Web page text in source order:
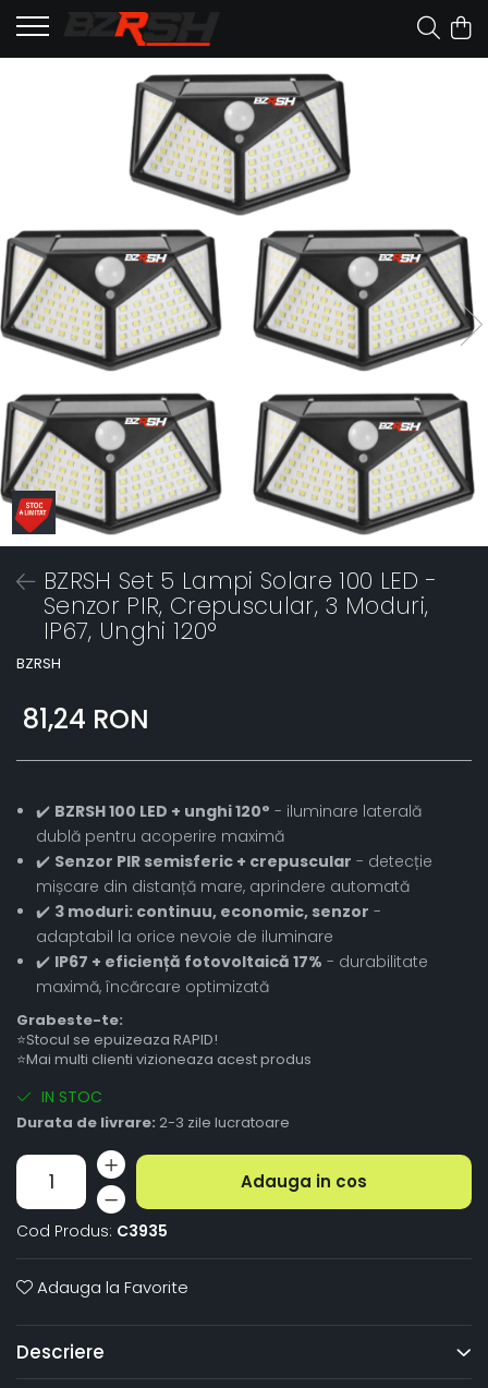
BZRSH Set 5 Lampi Solare 100 LED -
Senzor PIR, Crepuscular, 3 Moduri,
IP67, Unghi 120°
BZRSH
81,24 RON
✔️ BZRSH 100 LED + unghi 120° - iluminare laterală
dublă pentru acoperire maximă
✔️ Senzor PIR semisferic + crepuscular - detecție
mișcare din distanță mare, aprindere automată
✔️ 3 moduri: continuu, economic, senzor -
adaptabil la orice nevoie de iluminare
✔️ IP67 + eficiență fotovoltaică 17% - durabilitate
maximă, încărcare optimizată
Grabeste-te:
⭐Stocul se epuizeaza RAPID!
⭐Mai multi clienti vizioneaza acest produs
IN STOC
Durata de livrare: 2-3 zile lucratoare
Adauga in cos
Cod Produs: C3935
Adauga la Favorite
Descriere